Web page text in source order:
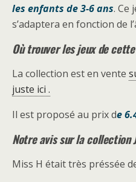
les enfants de 3-6 ans. Ce
s’adaptera en fonction de
Où trouver les jeux de
La collection est en vente
juste ici .
Il est proposé au prix de
Notre avis sur la collection
Miss H était très préssée